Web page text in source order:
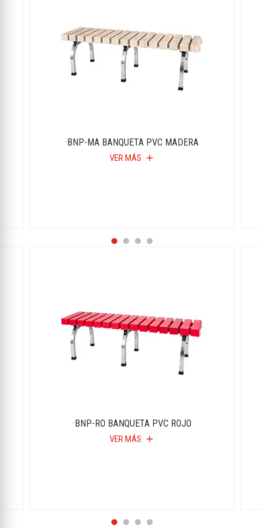
·BNP-MA BANQUETA PVC MADERA
VER MÁS add
·BNP-RO BANQUETA PVC ROJO
VER MÁS add